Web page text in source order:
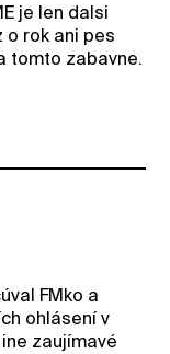
je len dalsi
o rok ani pes
tomto zabavne.
FMko a
ohlásení v
zaujímavé